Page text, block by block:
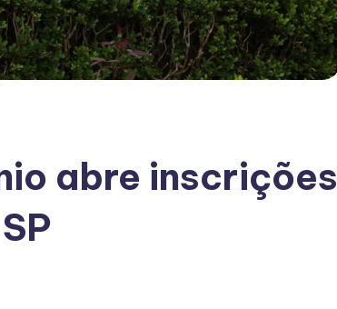
abre inscrições